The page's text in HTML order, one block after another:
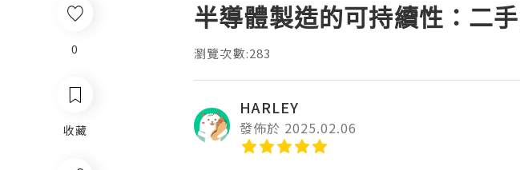
半導體製造的可持續性：二
瀏覽次數:283
HARLEY
發佈於 2025.02.06
0
收藏